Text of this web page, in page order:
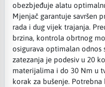
obezbjeđuje alatu
Mjenjač garantuje savršen
rada i dug vijek trajanja.
brzina, kontrola obrtnog
osigurava optimalan odnos
zatezanja je podesiv u 20
materijalima i do 30 Nm u
korak za bušenje.